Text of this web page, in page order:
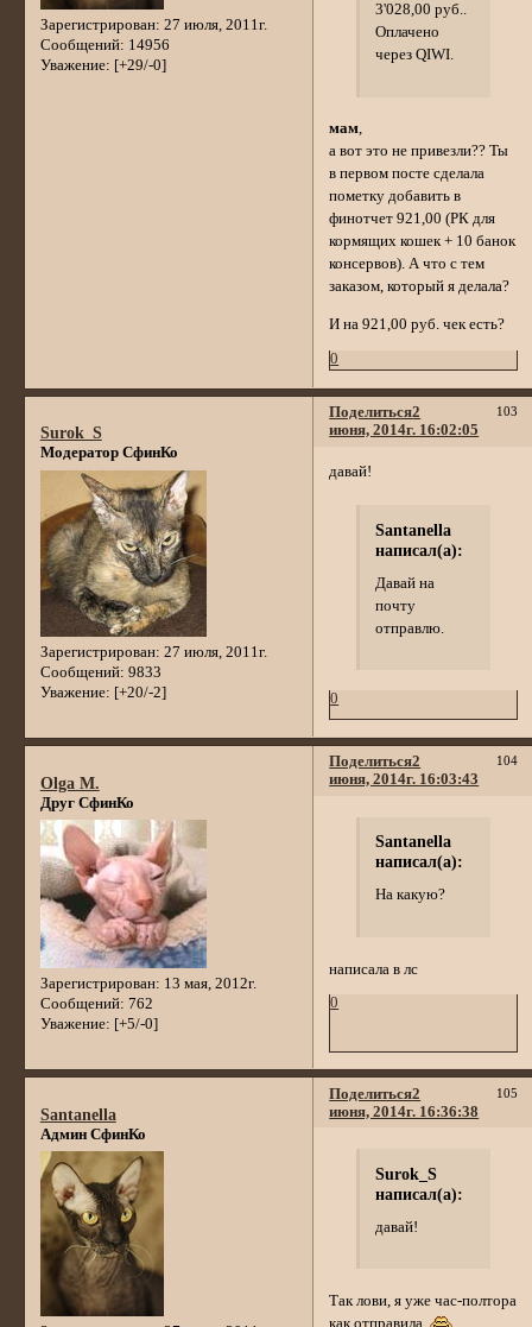
Зарегистрирован: 27 июля, 2011г.
Сообщений: 14956
Уважение: [+29/-0]
3'028,00 руб..
Оплачено
через QIWI.
мам,
а вот это не привезли?? Ты
в первом посте сделала
пометку добавить в
финотчет 921,00 (РК для
кормящих кошек + 10 банок
консервов). А что с тем
заказом, который я делала?
И на 921,00 руб. чек есть?
0
Поделиться 103
2
июня, 2014г. 16:02:05
Surok_S
Модератор СфинКо
Зарегистрирован: 27 июля, 2011г.
Сообщений: 9833
Уважение: [+20/-2]
давай!
Santanella
написал(а):
Давай на
почту
отправлю.
0
Поделиться 104
2
июня, 2014г. 16:03:43
Olga M.
Друг СфинКо
Зарегистрирован: 13 мая, 2012г.
Сообщений: 762
Уважение: [+5/-0]
Santanella
написал(а):
На какую?
написала в лс
0
Поделиться 105
2
июня, 2014г. 16:36:38
Santanella
Админ СфинКо
Surok_S
написал(а):
давай!
Так лови, я уже час-полтора
как отправила